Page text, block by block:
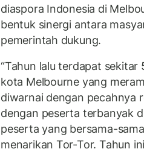
diaspora Indonesia di
bentuk sinergi antara
pemerintah dukung.
“Tahun lalu terdapat sekitar
kota Melbourne yang
diwarnai dengan pecahnya
dengan peserta terbanyak
peserta yang bersama-
menarikan Tor-Tor. Tahun